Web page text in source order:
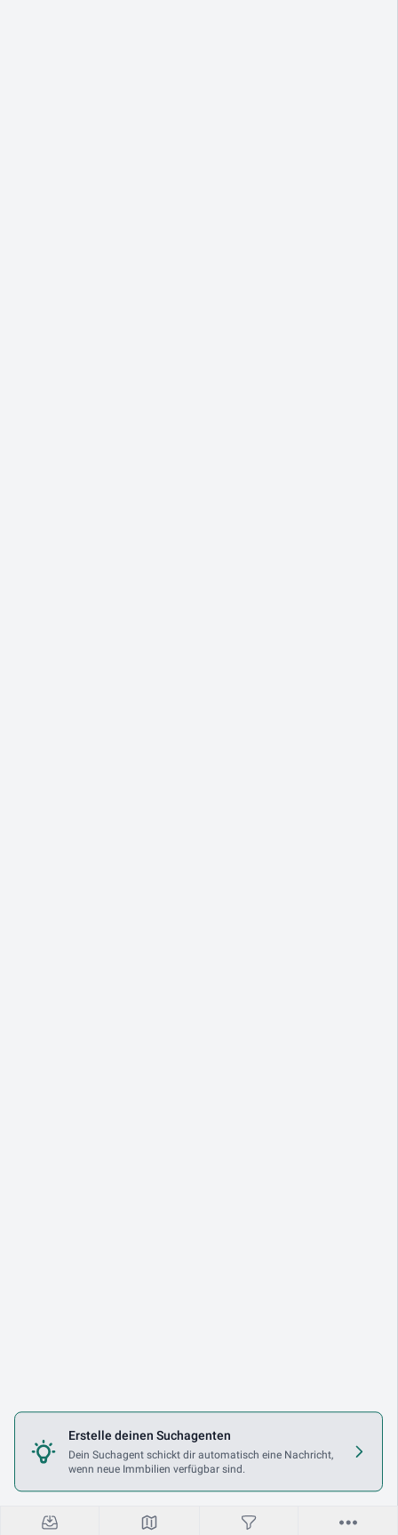
Erstelle deinen Suchagenten
Dein Suchagent schickt dir automatisch eine Nachricht,
wenn neue Immbilien verfügbar sind.